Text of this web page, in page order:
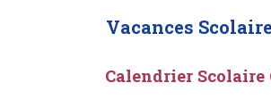
Vacances
Calendrier Scolaire